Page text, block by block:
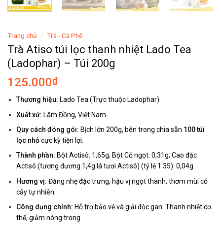
Trang chủ / Trà - Cà Phê
Trà Atiso túi lọc thanh nhiệt Lado Tea
(Ladophar) – Túi 200g
125.000₫
Thương hiệu: Lado Tea (Trực thuộc Ladophar).
Xuất xứ: Lâm Đồng, Việt Nam.
Quy cách đóng gói: Bịch lớn 200g, bên trong chia sẵn 100 túi
lọc nhỏcực kỳ tiện lợi.
Thành phần: Bột Actisô: 1,65g; Bột Cỏ ngọt: 0,31g; Cao đặc
Actisô (tương đương 1,4g lá tươi Actisô) (tỷ lệ 1:35): 0,04g.
Hương vị:Đắng nhẹ đặc trưng, hậu vị ngọt thanh, thơm mùi cỏ
cây tự nhiên.
Công dụng chính: Hỗ trợ bảo vệ và giải độc gan. Thanh nhiệt cơ
thể, giảm nóng trong.